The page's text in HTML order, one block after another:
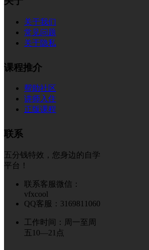
关于我们
常见问题
关于隐私
课程推介
帮助社区
讲师入住
正版课程
联系
五分钱特效，您身边的自学
平台！
联系客服微信：
vfxcool
QQ客服：3169811060
工作时间：周一至周
五10—21点